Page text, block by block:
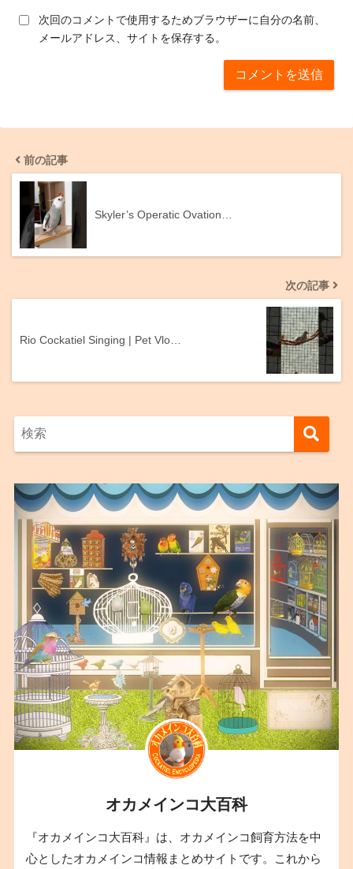
次回のコメントで使用するためブラウザーに自分の名前、
メールアドレス、サイトを保存する。
前の記事
Skyler’s Operatic Ovation…
次の記事
Rio Cockatiel Singing | Pet Vlo…
オカメインコ大百科
『オカメインコ大百科』は、オカメインコ飼育方法を中
心としたオカメインコ情報まとめサイトです。これから